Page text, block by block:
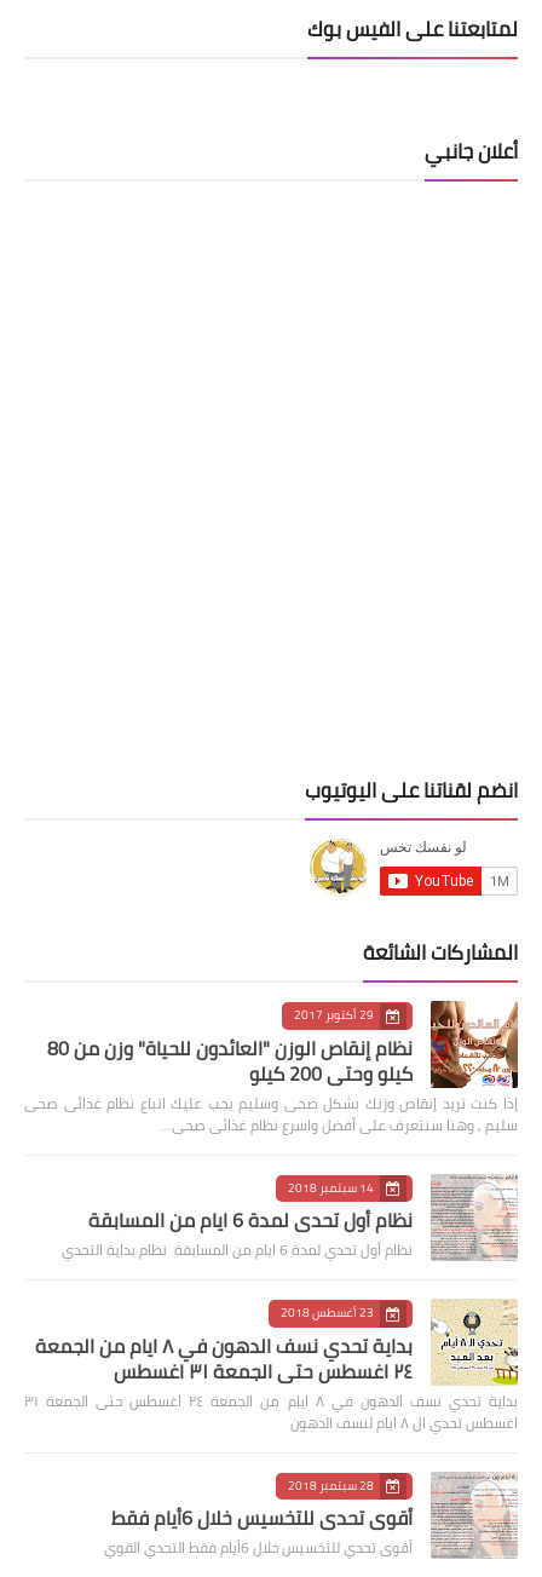
لمتابعتنا على الفيس بوك
أعلان جانبي
انضم لقناتنا على اليوتيوب
المشاركات الشائعة
29 أكتوبر 2017
نظام إنقاص الوزن "العائدون للحياة" وزن من 80
كيلو وحتى 200 كيلو
إذا كنت تريد إنقاص وزنك بشكل صحى وسليم يجب عليك اتباع نظام غذائى صحى
سليم , وهنا سنتعرف على أفضل واسرع نظام غذائى صحى…
14 سبتمبر 2018
نظام أول تحدي لمدة 6 ايام من المسابقة
نظام أول تحدي لمدة 6 ايام من المسابقة نظام بداية التحدي
23 أغسطس 2018
بداية تحدي نسف الدهون في ٨ ايام من الجمعة
٢٤ اغسطس حتى الجمعة ٣١ اغسطس
بداية تحدي نسف الدهون في ٨ ايام من الجمعة ٢٤ اغسطس حتى الجمعة ٣١
اغسطس تحدي ال ٨ ايام لنسف الدهون
28 سبتمبر 2018
أقوى تحدي للتخسيس خلال 6أيام فقط
أقوى تحدي للتخسيس خلال 6أيام فقط التحدي القوي